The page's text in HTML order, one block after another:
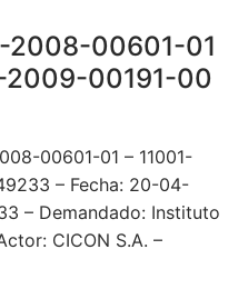
00601-01
2009-00191-00
00601-01 – 11001-
– Fecha: 20-04-
– Demandado: Instituto
CICON S.A. –